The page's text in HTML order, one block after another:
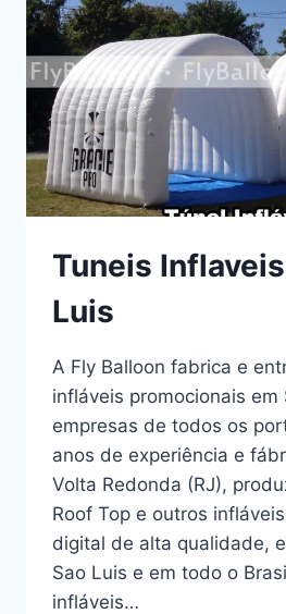
Tuneis
Luis
A Fly Balloon fabrica e
infláveis promocionais em
empresas de todos os
anos de experiência e
Volta Redonda (RJ),
Roof Top e outros
digital de alta qualidade,
Sao Luis e em todo o
infláveis…